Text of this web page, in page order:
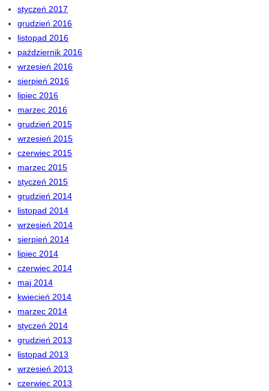
styczeń 2017
grudzień 2016
listopad 2016
październik 2016
wrzesień 2016
sierpień 2016
lipiec 2016
marzec 2016
grudzień 2015
wrzesień 2015
czerwiec 2015
marzec 2015
styczeń 2015
grudzień 2014
listopad 2014
wrzesień 2014
sierpień 2014
lipiec 2014
czerwiec 2014
maj 2014
kwiecień 2014
marzec 2014
styczeń 2014
grudzień 2013
listopad 2013
wrzesień 2013
czerwiec 2013